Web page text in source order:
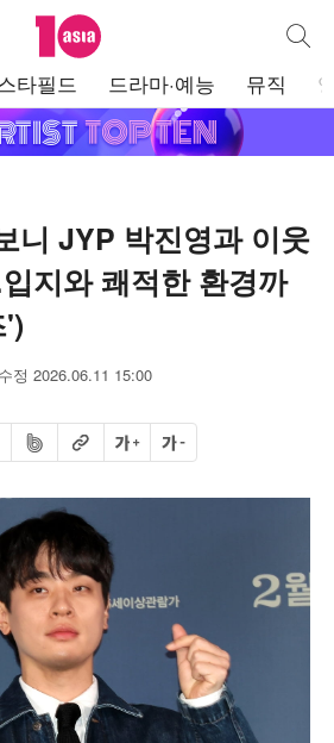
텐아시아 통합
타필드 드라마·예능 뮤직
니 JYP 박진영과 이웃
지와 쾌적한 환경까
수정 2026.06.11 15:00
기
하기
버 공유하기
밴드 공유하기
URL복사글자 크게글자 작게